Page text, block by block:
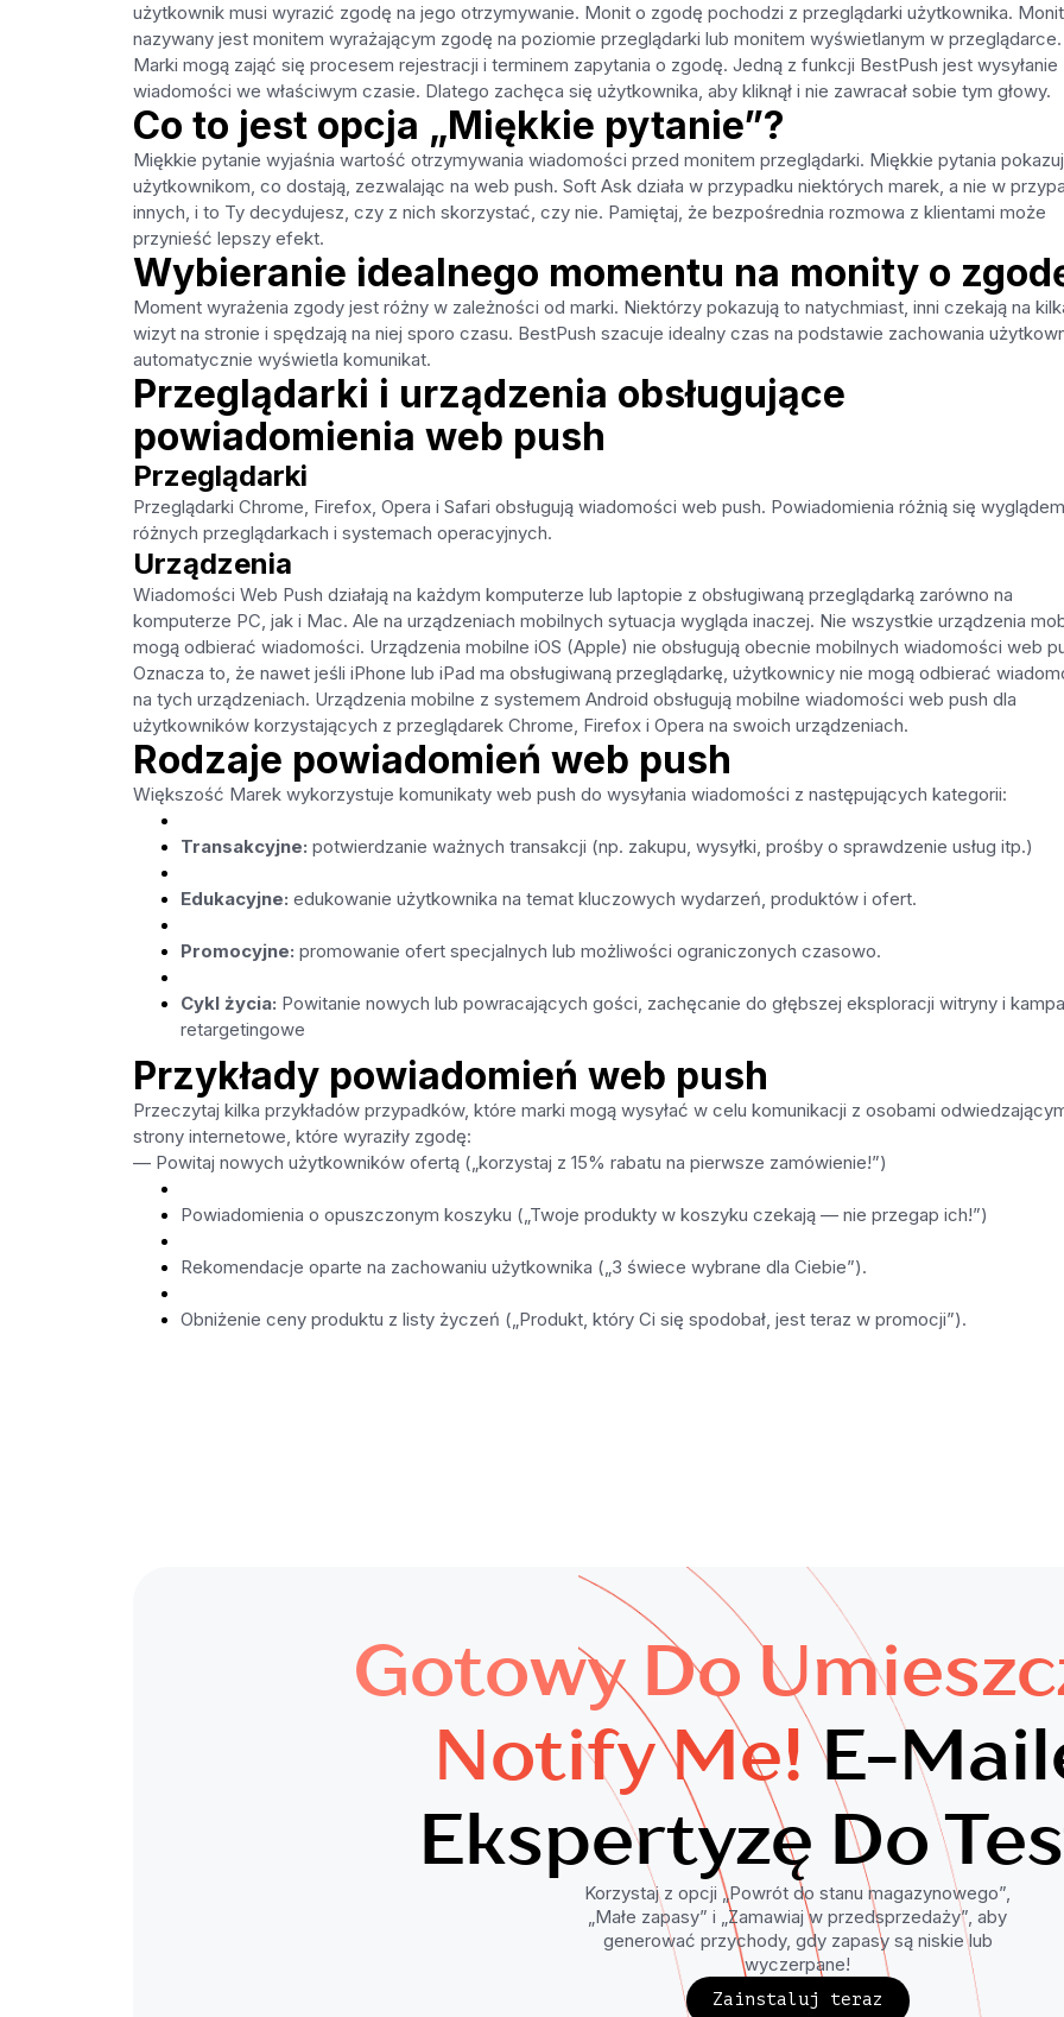
użytkownik musi wyrazić zgodę na jego otrzymywanie. Monit o zgodę pochodzi z przeglądarki użytkownika. Monit
nazywany jest monitem wyrażającym zgodę na poziomie przeglądarki lub monitem wyświetlanym w przeglądarce.
Marki mogą zająć się procesem rejestracji i terminem zapytania o zgodę. Jedną z funkcji BestPush jest wysyłanie
wiadomości we właściwym czasie. Dlatego zachęca się użytkownika, aby kliknął i nie zawracał sobie tym głowy.
Co to jest opcja „Miękkie pytanie”?
Miękkie pytanie wyjaśnia wartość otrzymywania wiadomości przed monitem przeglądarki. Miękkie pytania
użytkownikom, co dostają, zezwalając na web push. Soft Ask działa w przypadku niektórych marek, a nie w
innych, i to Ty decydujesz, czy z nich skorzystać, czy nie. Pamiętaj, że bezpośrednia rozmowa z klientami może
przynieść lepszy efekt.
Wybieranie idealnego momentu na monity o
Moment wyrażenia zgody jest różny w zależności od marki. Niektórzy pokazują to natychmiast, inni czekają na
wizyt na stronie i spędzają na niej sporo czasu. BestPush szacuje idealny czas na podstawie zachowania
automatycznie wyświetla komunikat.
Przeglądarki i urządzenia obsługujące
powiadomienia web push
Przeglądarki
Przeglądarki Chrome, Firefox, Opera i Safari obsługują wiadomości web push. Powiadomienia różnią się
różnych przeglądarkach i systemach operacyjnych.
Urządzenia
Wiadomości Web Push działają na każdym komputerze lub laptopie z obsługiwaną przeglądarką zarówno na
komputerze PC, jak i Mac. Ale na urządzeniach mobilnych sytuacja wygląda inaczej. Nie wszystkie urządzenia
mogą odbierać wiadomości. Urządzenia mobilne iOS (Apple) nie obsługują obecnie mobilnych wiadomości web
Oznacza to, że nawet jeśli iPhone lub iPad ma obsługiwaną przeglądarkę, użytkownicy nie mogą odbierać
na tych urządzeniach. Urządzenia mobilne z systemem Android obsługują mobilne wiadomości web push dla
użytkowników korzystających z przeglądarek Chrome, Firefox i Opera na swoich urządzeniach.
Rodzaje powiadomień web push
Większość Marek wykorzystuje komunikaty web push do wysyłania wiadomości z następujących kategorii:
Transakcyjne: potwierdzanie ważnych transakcji (np. zakupu, wysyłki, prośby o sprawdzenie usług itp.)
Edukacyjne: edukowanie użytkownika na temat kluczowych wydarzeń, produktów i ofert.
Promocyjne: promowanie ofert specjalnych lub możliwości ograniczonych czasowo.
Cykl życia: Powitanie nowych lub powracających gości, zachęcanie do głębszej eksploracji witryny i
retargetingowe
Przykłady powiadomień web push
Przeczytaj kilka przykładów przypadków, które marki mogą wysyłać w celu komunikacji z osobami
strony internetowe, które wyraziły zgodę:
— Powitaj nowych użytkowników ofertą („korzystaj z 15% rabatu na pierwsze zamówienie!”)
Powiadomienia o opuszczonym koszyku („Twoje produkty w koszyku czekają — nie przegap ich!”)
Rekomendacje oparte na zachowaniu użytkownika („3 świece wybrane dla Ciebie”).
Obniżenie ceny produktu z listy życzeń („Produkt, który Ci się spodobał, jest teraz w promocji”).
Gotowy Do
Notify Me!E-
Ekspertyzę Do
Korzystaj z opcji „Powrót do stanu magazynowego”,
„Małe zapasy” i „Zamawiaj w przedsprzedaży”, aby
generować przychody, gdy zapasy są niskie lub
wyczerpane!
Zainstaluj teraz